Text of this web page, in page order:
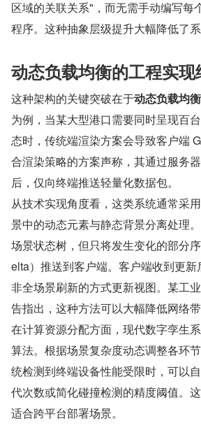
区域的关联关系"，而无需手动编写每
程序。这种抽象层级提升大幅降低了系
动态负载均衡的工程实现
这种架构的关键突破在于动态负载均
为例，当某大型港口需要同时呈现百
态时，传统端渲染方案会导致客户端
合渲染策略的方案声称，其通过服务
后，仅向终端推送轻量化数据包。
从技术实现角度看，这类系统通常采
景中的动态元素与静态背景分离处理
场景状态树，但只将发生变化的部分
elta）推送到客户端。客户端收到更
非全场景刷新的方式更新视图。某工
告指出，这种方法可以大幅降低网络带
在计算资源分配方面，现代数字孪生
算法。根据场景复杂度动态调整各
统检测到终端设备性能受限时，可以
代次数或简化碰撞检测的精度阈值。
适合跨平台部署场景。